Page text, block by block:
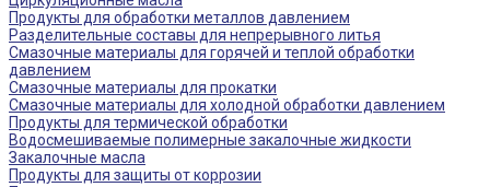
Продукты для обработки металлов давлением
Разделительные составы для непрерывного литья
Смазочные материалы для горячей и теплой обработки
давлением
Смазочные материалы для прокатки
Смазочные материалы для холодной обработки давлением
Продукты для термической обработки
Водосмешиваемые полимерные закалочные жидкости
Закалочные масла
Продукты для защиты от коррозии